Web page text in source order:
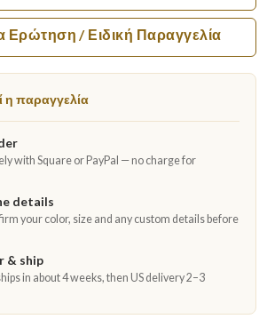
Ερώτηση / Ειδική Παραγγελία
η παραγγελία
with Square or PayPal — no charge for
details
your color, size and any custom details before
& ship
in about 4 weeks, then US delivery 2–3